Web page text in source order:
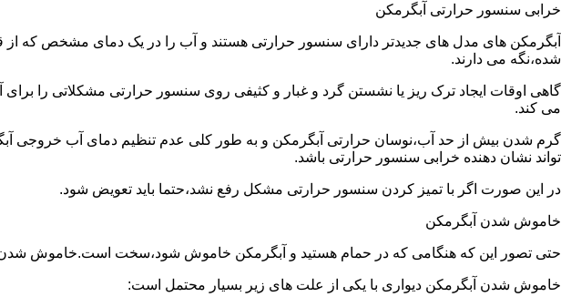
خرابی سنسور حرارتی آبگرمکن
آبگرمکن های مدل های جدیدتر دارای سنسور حرارتی هستند و آب را در یک دمای مشخص که از
شده،نگه می دارند.
گاهی اوقات ایجاد ترک ریز یا نشستن گرد و غبار و کثیفی روی سنسور حرارتی مشکلاتی را برای
می کند.
گرم شدن بیش از حد آب،نوسان حرارتی آبگرمکن و به طور کلی عدم تنظیم دمای آب خروجی
تواند نشان دهنده خرابی سنسور حرارتی باشد.
در این صورت اگر با تمیز کردن سنسور حرارتی مشکل رفع نشد،حتما باید تعویض شود.
خاموش شدن آبگرمکن
حتی تصور این که هنگامی که در حمام هستید و آبگرمکن خاموش شود،سخت است.خاموش
خاموش شدن آبگرمکن دیواری با یکی از علت های زیر بسیار محتمل است: